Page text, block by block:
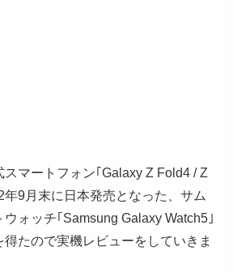
マートフォン｢Galaxy Z Fold4 / Z
年9月末に日本発売となった、サム
ォッチ｢Samsung Galaxy Watch5｣
たので実機レビューをしていきま